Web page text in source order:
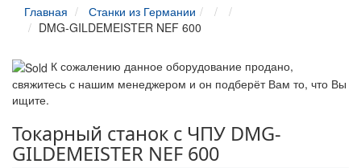
Главная
Станки из Германии
DMG-GILDEMEISTER NEF 600
К сожалению данное оборудование продано,
свяжитесь с нашим менеджером и он подберёт Вам то, что Вы
ищите.
Токарный станок с ЧПУ DMG-
GILDEMEISTER NEF 600